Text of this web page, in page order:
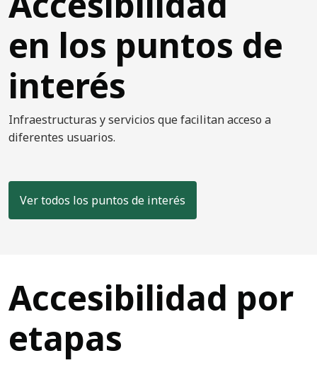
en los puntos de
interés
Infraestructuras y servicios que facilitan acceso a
diferentes usuarios.
Ver todos los puntos de interés
Accesibilidad por
etapas